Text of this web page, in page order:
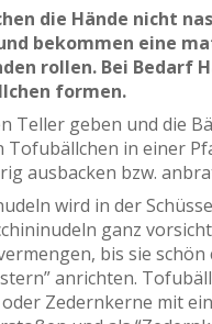
die Hände nicht
bekommen eine
rollen. Bei Bedarf
formen.
Teller geben und die
in einer
ausbacken bzw.
wird in der
ganz
bis sie
anrichten.
Zedernkerne mit